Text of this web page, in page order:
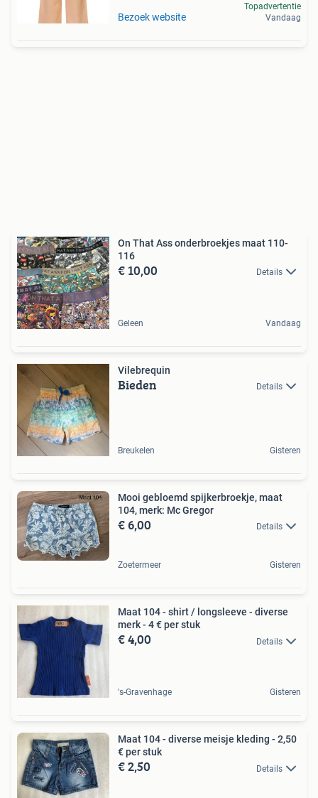
Bezoek website
Topadvertentie
Vandaag
On That Ass onderbroekjes maat 110-
116
€ 10,00 Details
Geleen Vandaag
Vilebrequin
Bieden Details
Breukelen Gisteren
Mooi gebloemd spijkerbroekje, maat
104, merk: Mc Gregor
€ 6,00 Details
Zoetermeer Gisteren
Maat 104 - shirt / longsleeve - diverse
merk - 4 € per stuk
€ 4,00 Details
's-Gravenhage Gisteren
Maat 104 - diverse meisje kleding - 2,50
€ per stuk
€ 2,50 Details